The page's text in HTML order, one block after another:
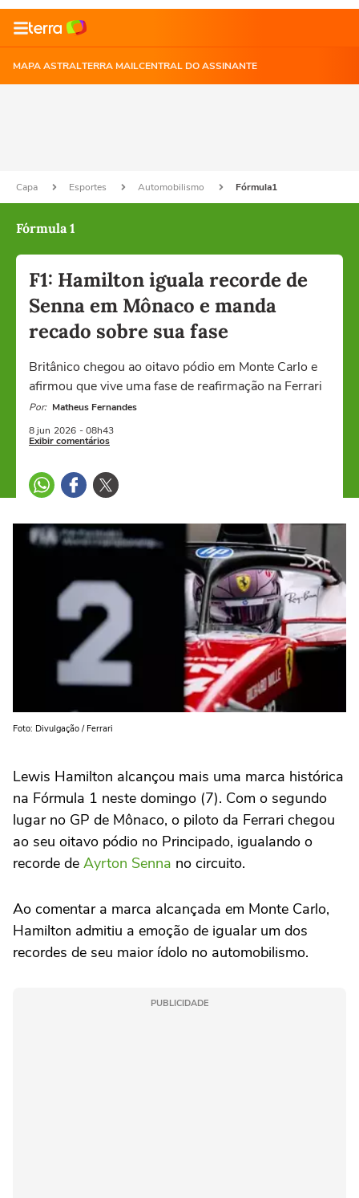
MAPA ASTRALTERRA MAILCENTRAL DO ASSINANTE
Capa Esportes Automobilismo Fórmula1
Fórmula 1
F1: Hamilton iguala recorde de
Senna em Mônaco e manda
recado sobre sua fase
Britânico chegou ao oitavo pódio em Monte Carlo e
afirmou que vive uma fase de reafirmação na Ferrari
Por: Matheus Fernandes
8 jun 2026 - 08h43
Exibir comentários
Foto: Divulgação / Ferrari
Lewis Hamilton alcançou mais uma marca histórica
na Fórmula 1 neste domingo (7). Com o segundo
lugar no GP de Mônaco, o piloto da Ferrari chegou
ao seu oitavo pódio no Principado, igualando o
recorde de Ayrton Senna no circuito.
Ao comentar a marca alcançada em Monte Carlo,
Hamilton admitiu a emoção de igualar um dos
recordes de seu maior ídolo no automobilismo.
PUBLICIDADE